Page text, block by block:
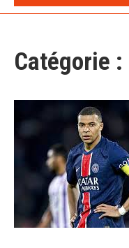
Catégorie :